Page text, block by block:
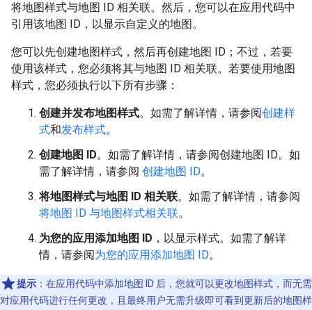
将地图样式与地图 ID 相关联。然后，您可以在应用代码中
引用该地图 ID，以显示自定义的地图。
您可以先创建地图样式，然后再创建地图 ID；不过，若要
使用该样式，您必须将其与地图 ID 相关联。若要使用地图
样式，您必须执行以下所有步骤：
创建并发布地图样式。如需了解详情，请参阅创建样
式和发布样式。
创建地图 ID。如需了解详情，请参阅创建地图 ID。如
需了解详情，请参阅 创建地图 ID。
将地图样式与地图 ID 相关联。如需了解详情，请参阅
将地图 ID 与地图样式相关联。
为您的应用添加地图 ID ，以显示样式。如需了解详
情，请参阅为您的应用添加地图 ID。
提示 ：在应用代码中添加地图 ID 后，您就可以更改地图样式，而无需
对应用代码进行任何更改，且最终用户无需升级即可看到更新后的地图样